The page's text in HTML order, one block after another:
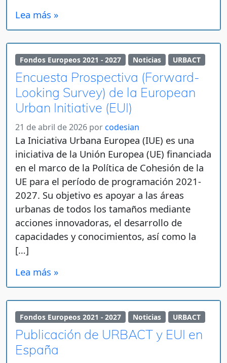
Lea más »
Fondos Europeos 2021 - 2027 Noticias URBACT
Encuesta Prospectiva (Forward-
Looking Survey) de la European
Urban Initiative (EUI)
21 de abril de 2026 por codesian
La Iniciativa Urbana Europea (IUE) es una
iniciativa de la Unión Europea (UE) financiada
en el marco de la Política de Cohesión de la
UE para el período de programación 2021-
2027. Su objetivo es apoyar a las áreas
urbanas de todos los tamaños mediante
acciones innovadoras, el desarrollo de
capacidades y conocimientos, así como la
[…]
Lea más »
Fondos Europeos 2021 - 2027 Noticias URBACT
Publicación de URBACT y EUI en
España